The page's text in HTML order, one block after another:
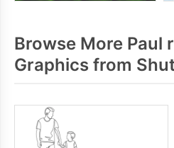
Browse More Paul
Graphics from